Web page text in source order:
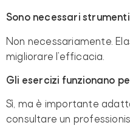
Sono necessari
Non necessariamente.
migliorare l’efficacia.
Gli esercizi funzionano
Sì, ma è importante
consultare un